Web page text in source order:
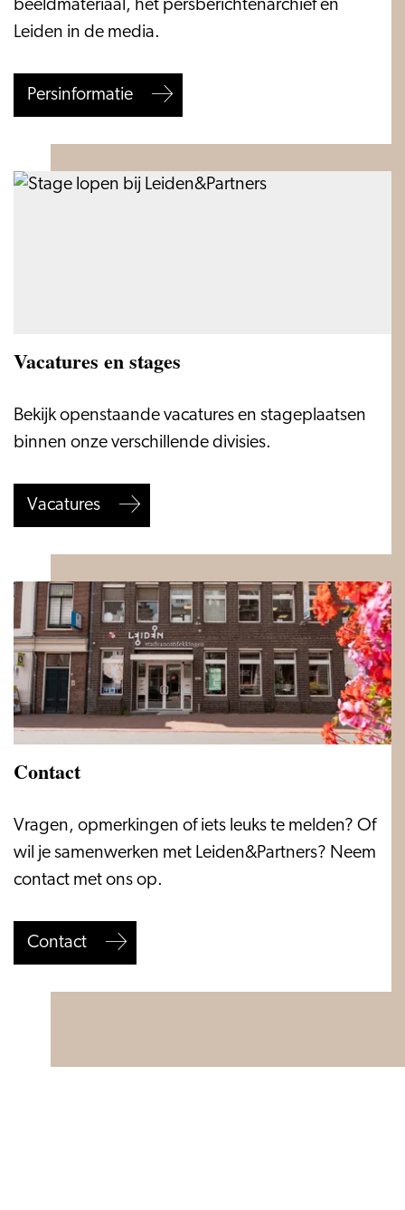
beeldmateriaal, het persberichtenarchief en
Leiden in de media.
Persinformatie
Vacatures en stages
Vacatures
en
Bekijk openstaande vacatures en stageplaatsen
binnen onze verschillende divisies.
Vacatures
Contact
Contact
Vragen, opmerkingen of iets leuks te melden? Of
wil je samenwerken met Leiden&Partners? Neem
contact met ons op.
Contact